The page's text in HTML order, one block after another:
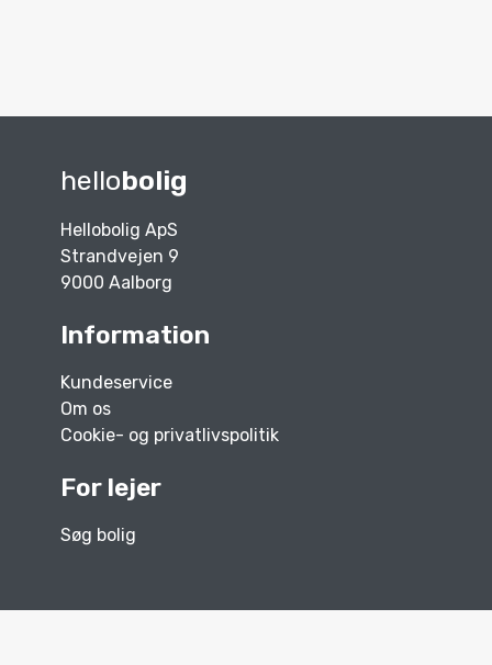
hellobolig
Hellobolig ApS
Strandvejen 9
9000 Aalborg
Information
Kundeservice
Om os
Cookie- og privatlivspolitik
For lejer
Søg bolig